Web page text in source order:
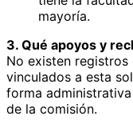
mayoría.
3. Qué apoyos y
No existen
vinculados a esta
forma
de la comisión.